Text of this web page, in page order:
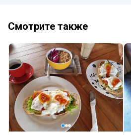
Смотрите также